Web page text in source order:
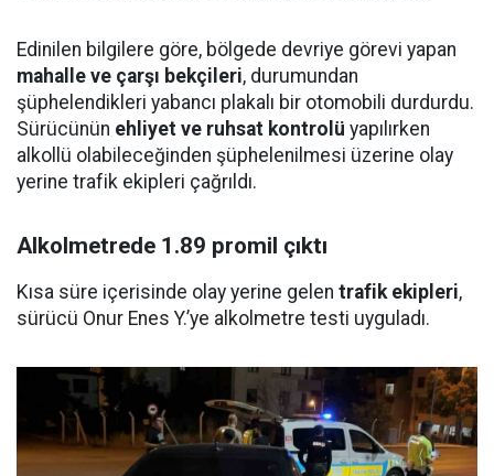
Edinilen bilgilere göre, bölgede devriye görevi yapan
mahalle ve çarşı bekçileri, durumundan
şüphelendikleri yabancı plakalı bir otomobili durdurdu.
Sürücünün ehliyet ve ruhsat kontrolü yapılırken
alkollü olabileceğinden şüphelenilmesi üzerine olay
yerine trafik ekipleri çağrıldı.
Alkolmetrede 1.89 promil çıktı
Kısa süre içerisinde olay yerine gelen trafik ekipleri,
sürücü Onur Enes Y.’ye alkolmetre testi uyguladı.